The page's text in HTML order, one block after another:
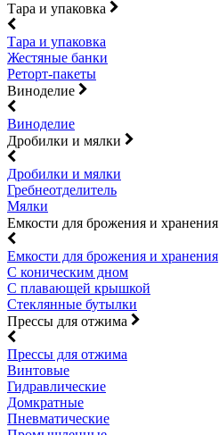
Тара и упаковка
Тара и упаковка
Жестяные банки
Реторт-пакеты
Виноделие
Виноделие
Дробилки и мялки
Дробилки и мялки
Гребнеотделитель
Мялки
Емкости для брожения и хранения
Емкости для брожения и хранения
С коническим дном
С плавающей крышкой
Стеклянные бутылки
Прессы для отжима
Прессы для отжима
Винтовые
Гидравлические
Домкратные
Пневматические